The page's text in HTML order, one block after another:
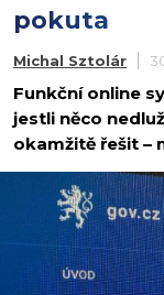
pokuta
Michal Sztolár
Funkční online
jestli něco
okamžitě řešit –